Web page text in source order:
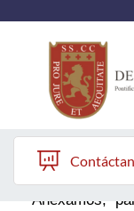
Quiénes somos
Estudiantes y
Anexamos,